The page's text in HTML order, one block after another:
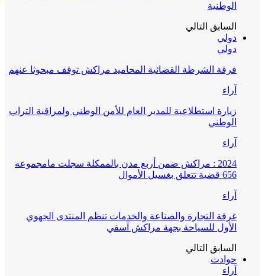
الوطنية
السابق التالي
دولي
دولي
فرقة الشرطة القضائية المحاميد مراكش توقف مبحوثا عنهم
آراء
زيارة استطلاعية للمدير العام للأمن الوطني ولمراقبة التراب
الوطني
آراء
2024 : مراكش ضمن أربع مدن بالممكلة سجلت مامجموعه
656 قضية تتعلق بغسيل الأموال
آراء
غرفة التجارة والصناعة والخدمات تنظم المنتدى الجهوي
الأول للسياحة بجهة مراكش آسفي
السابق التالي
حوادث
آراء